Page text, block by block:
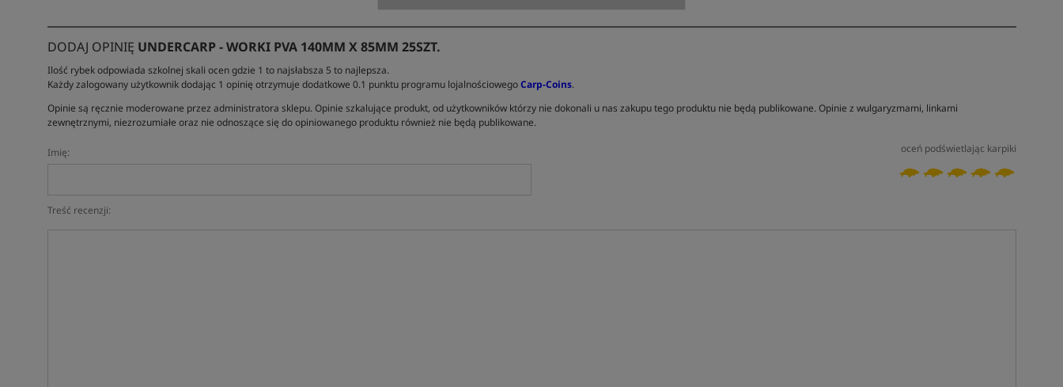
DODAJ OPINIĘ UNDERCARP - WORKI PVA 140MM X 85MM 25SZT.
Ilość rybek odpowiada szkolnej skali ocen gdzie 1 to najsłabsza 5 to najlepsza.
Każdy zalogowany użytkownik dodając 1 opinię otrzymuje dodatkowe 0.1 punktu programu lojalnościowegoCarp-Coins.
Opinie są ręcznie moderowane przez administratora sklepu. Opinie szkalujące produkt, od użytkowników którzy nie dokonali u nas zakupu tego produktu nie będą publikowane. Opinie z wulgaryzmami, linkami
zewnętrznymi, niezrozumiałe oraz nie odnoszące się do opiniowanego produktu również nie będą publikowane.
oceń podświetlając karpiki
Imię:
Treść recenzji: